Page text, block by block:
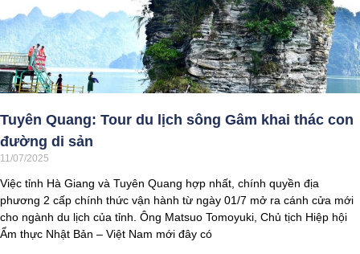
Tuyên Quang: Tour du lịch sông Gâm khai thác con
đường di sản
11/07/2025
Việc tỉnh Hà Giang và Tuyên Quang hợp nhất, chính quyền địa
phương 2 cấp chính thức vận hành từ ngày 01/7 mở ra cánh cửa mới
cho ngành du lịch của tỉnh. Ông Matsuo Tomoyuki, Chủ tịch Hiệp hội
Ẩm thực Nhật Bản – Việt Nam mới đây có